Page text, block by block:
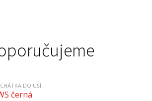
DO UŠÍ
černá